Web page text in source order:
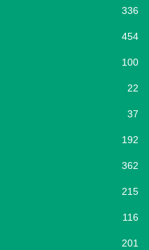
336
454
100
22
37
192
362
215
116
201